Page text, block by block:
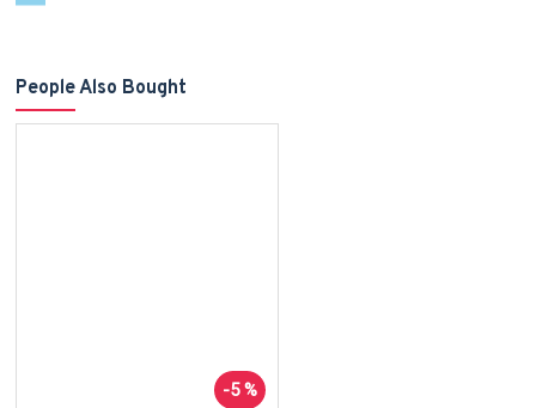
People Also Bought
-5 %